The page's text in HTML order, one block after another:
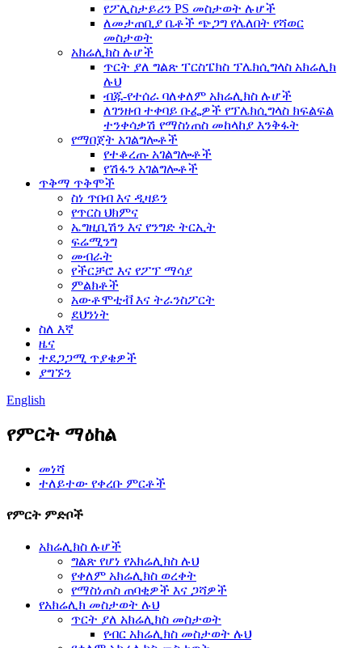
የፖሊስታይሪን PS መስታወት ሉሆች
ለመታጠቢያ ቤቶች ጭጋግ የሌለበት የሻወር
መስታወት
አክሬሊክስ ሉሆች
ጥርት ያለ ግልጽ ፐርስፔክስ ፕሌክሲግላስ አክሬሊክ
ሉህ
ብጁ-የተሰራ ባለቀለም አክሬሊክስ ሉሆች
ለገንዘብ ተቀባይ ቡፌዎች የፕሌክሲግላስ ክፍልፍል
ተንቀሳቃሽ የማስነጠስ መከላከያ እንቅፋት
የማበጀት አገልግሎቶች
የተቆረጡ አገልግሎቶች
የሽፋን አገልግሎቶች
ጥቅማ ጥቅሞች
ስነ ጥበብ እና ዲዛይን
የጥርስ ህክምና
ኤግዚቢሽን እና የንግድ ትርኢት
ፍሬሚንግ
መብራት
የችርቻሮ እና የፖፕ ማሳያ
ምልክቶች
አውቶሞቲቭ እና ትራንስፖርት
ደህንነት
ስለ እኛ
ዜና
ተደጋጋሚ ጥያቄዎች
ያግኙን
English
የምርት ማዕከል
መነሻ
ተለይተው የቀረቡ ምርቶች
የምርት ምድቦች
አክሬሊክስ ሉሆች
ግልጽ የሆነ የአክሬሊክስ ሉህ
የቀለም አክሬሊክስ ወረቀት
የማስነጠስ ጠባቂዎች እና ጋሻዎች
የአክሬሊክ መስታወት ሉህ
ጥርት ያለ አክሬሊክስ መስታወት
የብር አክሬሊክስ መስታወት ሉህ